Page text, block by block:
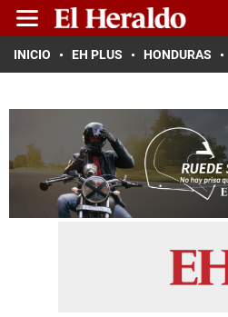
INICIO EH PLUS HONDURAS